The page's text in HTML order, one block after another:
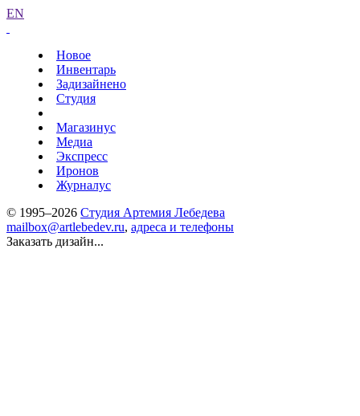
EN
Новое
Инвентарь
Задизайнено
Студия
Магазинус
Медиа
Экспресс
Иронов
Журналус
© 1995–2026 Студия Артемия Лебедева
mailbox@artlebedev.ru, адреса и телефоны
Заказать дизайн...